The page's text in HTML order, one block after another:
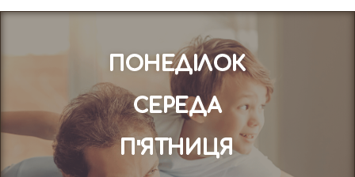
ПОНЕДІЛОК
СЕРЕДА
П'ЯТНИЦЯ